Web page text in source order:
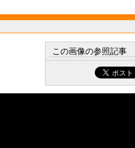
この画像の参照記事